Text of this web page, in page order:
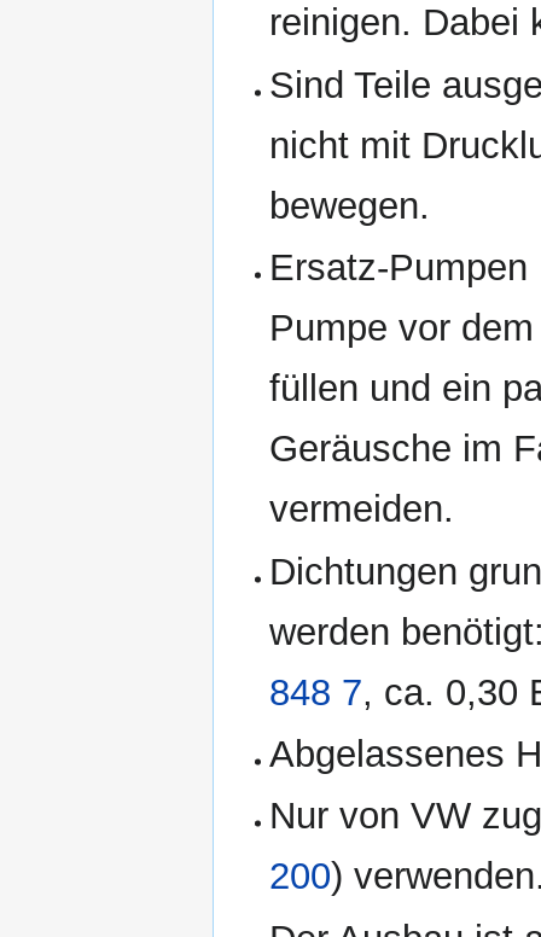
reinigen. Dabei
Sind Teile
nicht mit
bewegen.
Ersatz-
Pumpe vor
füllen und ein
Geräusche im
vermeiden.
Dichtungen
werden
848 7, ca. 0,30
Abgelassenes
Nur von VW
200)